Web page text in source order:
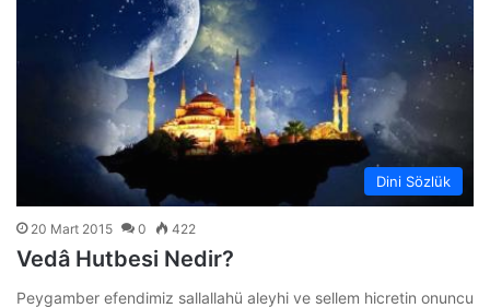
Dini Sözlük
20 Mart 2015 0 422
Vedâ Hutbesi Nedir?
Peygamber efendimiz sallallahü aleyhi ve sellem hicretin onuncu